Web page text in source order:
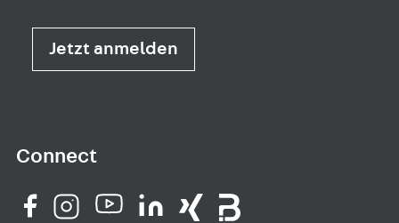
Jetzt anmelden
Connect